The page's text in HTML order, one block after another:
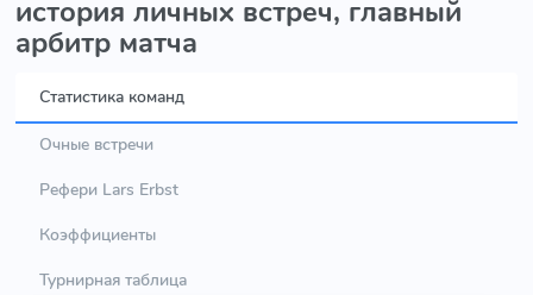
история личных встреч, главный
арбитр матча
Статистика команд
Очные встречи
Рефери Lars Erbst
Коэффициенты
Турнирная таблица